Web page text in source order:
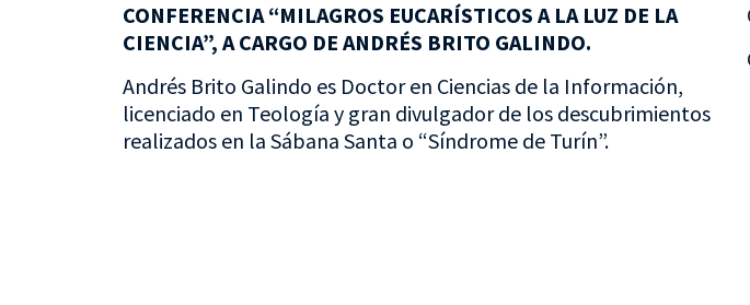
CONFERENCIA “MILAGROS EUCARÍSTICOS A LA LUZ DE LA
CIENCIA”, A CARGO DE ANDRÉS BRITO GALINDO.
Andrés Brito Galindo es Doctor en Ciencias de la Información,
licenciado en Teología y gran divulgador de los descubrimientos
realizados en la Sábana Santa o “Síndrome de Turín”.